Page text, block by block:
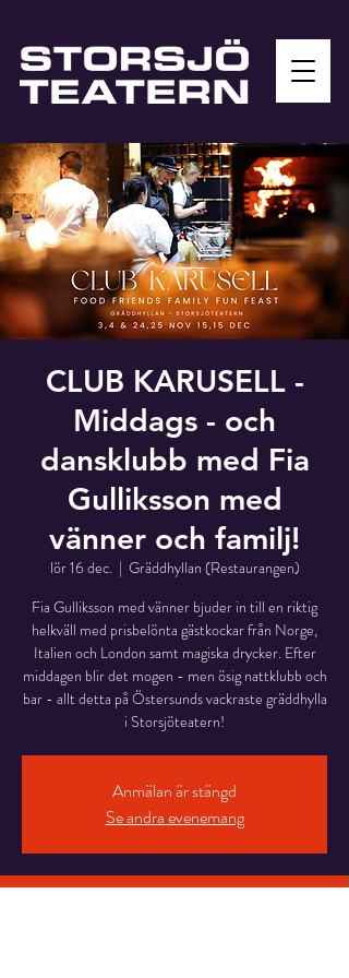
CLUB KARUSELL -
Middags - och
dansklubb med Fia
Gulliksson med
vänner och familj!
lör 16 dec.
  |
Gräddhyllan (Restaurangen)
Fia Gulliksson med vänner bjuder in till en riktig
helkväll med prisbelönta gästkockar från Norge,
Italien och London samt magiska drycker. Efter
middagen blir det mogen - men ösig nattklubb och
bar - allt detta på Östersunds vackraste gräddhylla
i Storsjöteatern!
Anmälan är stängd
Se andra evenemang